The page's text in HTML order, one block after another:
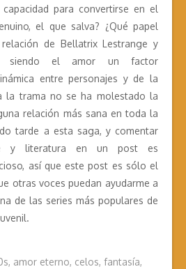
para convertirse en el
el que salva? ¿Qué papel
de Bellatrix Lestrange y
siendo el amor un factor
entre personajes y de la
la trama no se ha molestado la
relación más sana en toda la
tarde a esta saga, y comentar
y literatura en un post es
así que este post es sólo el
otras voces puedan ayudarme a
de las series más populares de
, amor eterno, celos, fantasía,